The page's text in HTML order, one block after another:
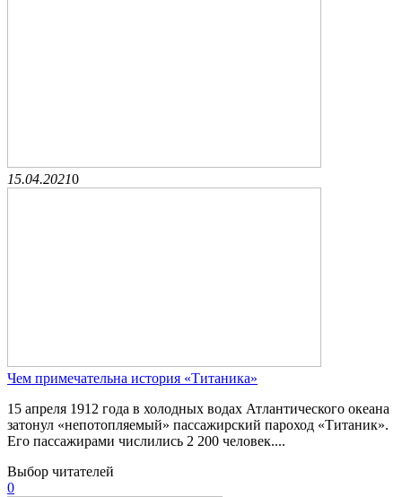
15.04.20210
Чем примечательна история «Титаника»
15 апреля 1912 года в холодных водах Атлантического океана
затонул «непотопляемый» пассажирский пароход «Титаник».
Его пассажирами числились 2 200 человек....
Выбор читателей
0